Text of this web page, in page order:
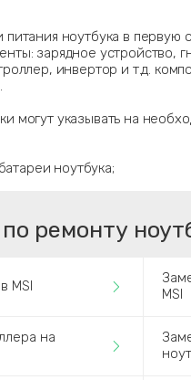
ноутбука в первую
зарядное устройство,
инвертор и т.д.
могут указывать на
ноутбука;
ремонту
MSI
MSI
на